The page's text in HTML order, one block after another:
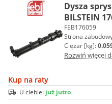
Dysza
BILSTEIN
FEB176059
Strona
Ciężar [kg]:
Rozwiń więcej
Kup na raty
U ciebie: już jutro